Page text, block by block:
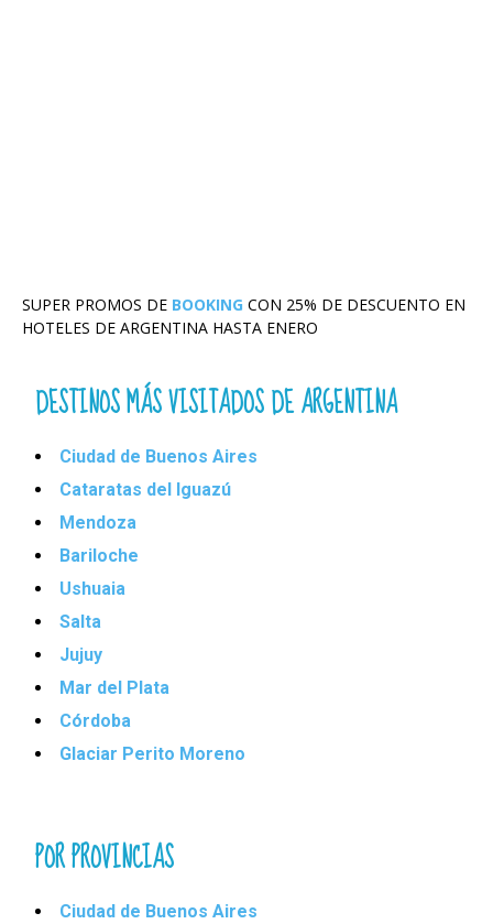
SUPER PROMOS DE BOOKING CON 25% DE DESCUENTO EN
HOTELES DE ARGENTINA HASTA ENERO
DESTINOS MÁS VISITADOS DE ARGENTINA
Ciudad de Buenos Aires
Cataratas del Iguazú
Mendoza
Bariloche
Ushuaia
Salta
Jujuy
Mar del Plata
Córdoba
Glaciar Perito Moreno
POR PROVINCIAS
Ciudad de Buenos Aires